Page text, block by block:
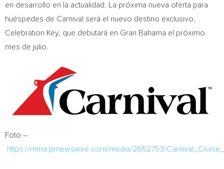
en desarrollo en la actualidad. La próxima nueva oferta para
huéspedes de Carnival será el nuevo destino exclusivo,
Celebration Key, que debutará en Gran Bahama el próximo
mes de julio.
Foto –
https://mma.prnewswire.com/media/2652753/